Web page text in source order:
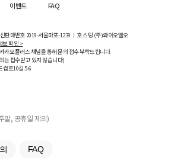
이벤트 FAQ
판매번호 2019-서울마포-1239 ㅣ 호스팅 (주)와이오엘오
보 확인 >
카오플러스 채널을 통해 문의 접수 부탁드립니다.
는 접수받고 있지 않습니다)
컵로10길5-6
말, 공휴일 제외)
FAQ